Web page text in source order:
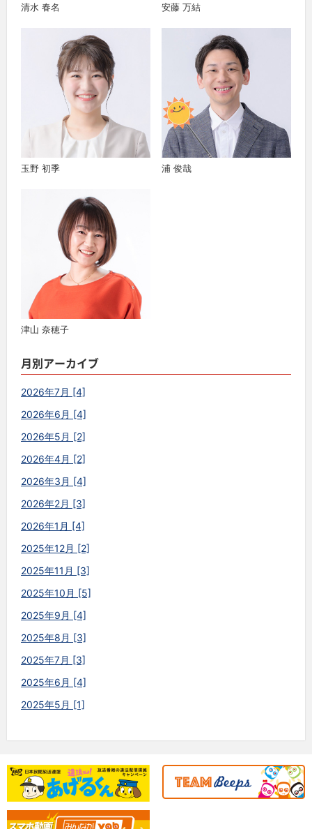
清水 春名 安藤 万結
玉野 初季 浦 俊哉
津山 奈穂子
月別アーカイブ
2026年7月 [4]
2026年6月 [4]
2026年5月 [2]
2026年4月 [2]
2026年3月 [4]
2026年2月 [3]
2026年1月 [4]
2025年12月 [2]
2025年11月 [3]
2025年10月 [5]
2025年9月 [4]
2025年8月 [3]
2025年7月 [3]
2025年6月 [4]
2025年5月 [1]